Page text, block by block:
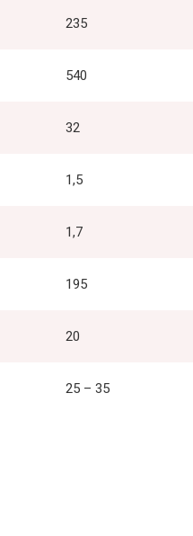
235
540
32
1,5
1,7
195
20
25 – 35